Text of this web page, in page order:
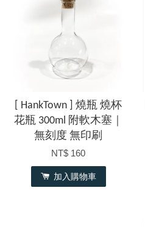
[ HankTown ] 燒瓶 燒杯
花瓶 300ml 附軟木塞｜
無刻度 無印刷
NT$ 160
加入購物車